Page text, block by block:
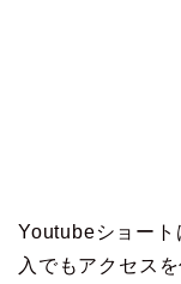
Youtubeショート
入でもアクセス